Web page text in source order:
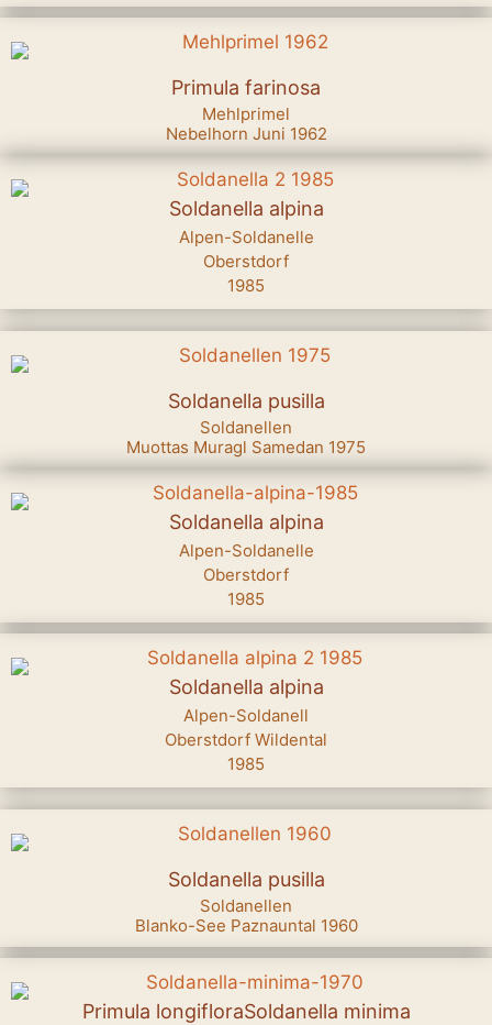
Primula farinosa
Mehlprimel
Nebelhorn Juni 1962
Soldanella alpina
Alpen-Soldanelle
Oberstdorf
1985
Soldanella pusilla
Soldanellen
Muottas Muragl Samedan 1975
Soldanella alpina
Alpen-Soldanelle
Oberstdorf
1985
Soldanella alpina
Alpen-Soldanell
Oberstdorf Wildental
1985
Soldanella pusilla
Soldanellen
Blanko-See Paznauntal 1960
Primula longifloraSoldanella minima